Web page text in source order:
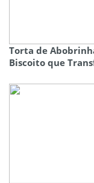
Torta de
Biscoito que